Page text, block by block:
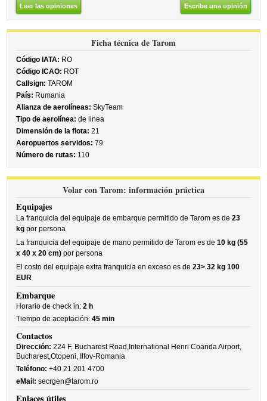
Leer las opiniones Escribe una opinión
Ficha técnica de Tarom
Código IATA: RO
Código ICAO: ROT
Callsign: TAROM
País: Rumania
Alianza de aerolíneas: SkyTeam
Tipo de aerolínea: de linea
Dimensión de la flota: 21
Aeropuertos servidos: 79
Número de rutas: 110
Volar con Tarom: información práctica
Equipajes
La franquicia del equipaje de embarque permitido de Tarom es de23
kg por persona
La franquicia del equipaje de mano permitido de Tarom es de10 kg (55
x 40 x 20 cm) por persona
El costo del equipaje extra franquicia en exceso es de23> 32 kg 100
EUR
Embarque
Horario de check in:2 h
Tiempo de aceptación:45 min
Contactos
Dirección: 224 F, Bucharest Road,International Henri Coanda Airport,
Bucharest,Otopeni, Ilfov-Romania
Teléfono: +40 21 201 4700
eMail: secrgen@tarom.ro
Enlaces útiles